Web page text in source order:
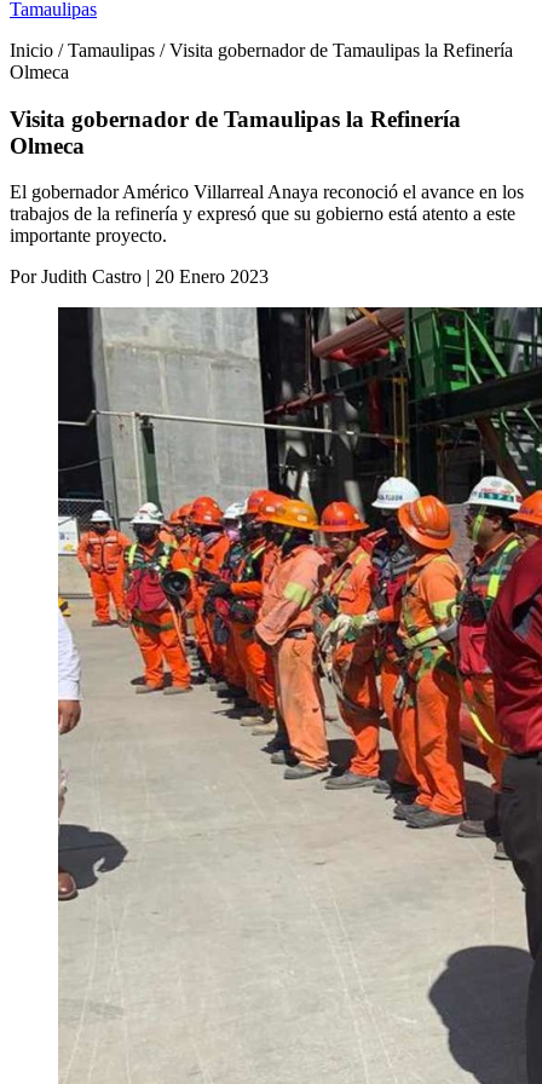
Tamaulipas
Inicio / Tamaulipas / Visita gobernador de Tamaulipas la Refinería
Olmeca
Visita gobernador de Tamaulipas la Refinería
Olmeca
El gobernador Américo Villarreal Anaya reconoció el avance en los
trabajos de la refinería y expresó que su gobierno está atento a este
importante proyecto.
Por Judith Castro | 20 Enero 2023